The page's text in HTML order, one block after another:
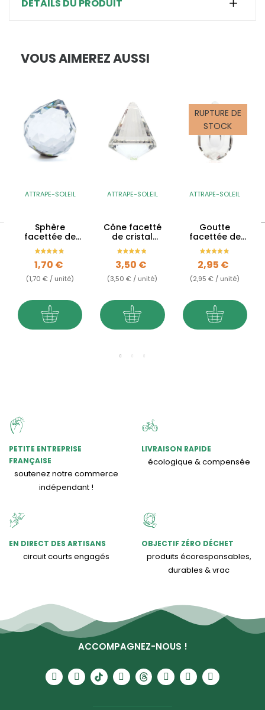
DÉTAILS DU PRODUIT
VOUS AIMEREZ AUSSI
ATTRAPE-SOLEIL
Sphère
facettée de
cristal
attrape-soleil
- Qualité AAA
Prix
1,70 €
(1,70 € / unité)
ATTRAPE-SOLEIL
Cône facetté
de cristal
attrape-soleil
- Qualité AAA
Prix
3,50 €
(3,50 € / unité)
RUPTURE DE
STOCK
ATTRAPE-SOLEIL
Goutte
facettée de
cristal -
attrape-soleil
- Qualité AAA
Prix
2,95 €
(2,95 € / unité)
PETITE ENTREPRISE
FRANÇAISE
soutenez notre commerce
indépendant !
LIVRAISON RAPIDE
écologique & compensée
EN DIRECT DES ARTISANS
circuit courts engagés
OBJECTIF ZÉRO DÉCHET
produits écoresponsables,
durables & vrac
ACCOMPAGNEZ-NOUS !